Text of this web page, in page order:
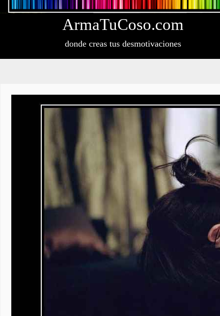
ArmaTuCoso.com
donde creas tus desmotivaciones